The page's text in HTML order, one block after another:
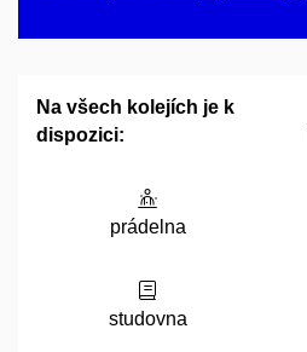
Na všech kolejích je k
dispozici:
prádelna
studovna